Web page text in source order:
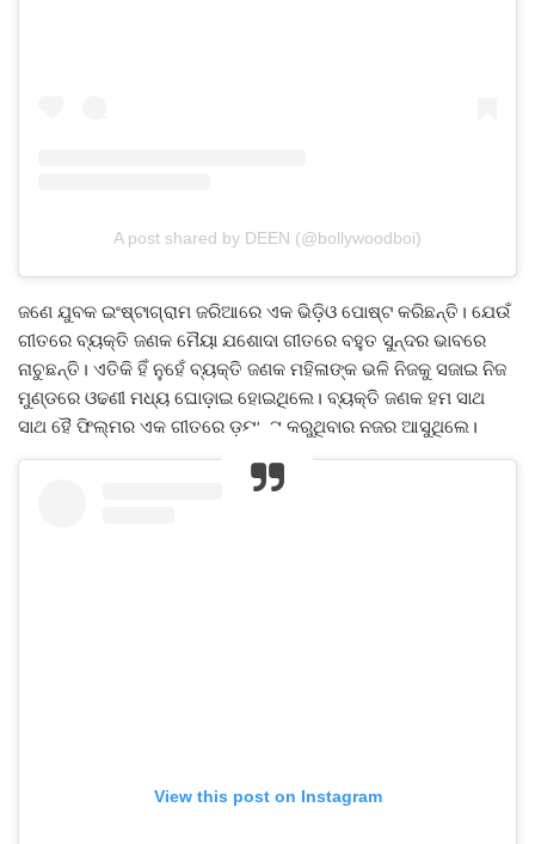
A post shared by DEEN (@bollywoodboi)
ଜଣେ ଯୁବକ ଇଂଷ୍ଟାଗ୍ରାମ ଜରିଆରେ ଏକ ଭିଡ଼ିଓ ପୋଷ୍ଟ କରିଛନ୍ତି। ଯେଉଁ
ଗୀତରେ ବ୍ୟକ୍ତି ଜଣକ ମୈୟା ଯଶୋଦା ଗୀତରେ ବହୁତ ସୁନ୍ଦର ଭାବରେ
ନାଚୁଛନ୍ତି। ଏତିକି ହିଁ ନୁହେଁ ବ୍ୟକ୍ତି ଜଣକ ମହିଳାଙ୍କ ଭଳି ନିଜକୁ ସଜାଇ ନିଜ
ମୁଣ୍ଡରେ ଓଢଣୀ ମଧ୍ୟ ଘୋଡ଼ାଇ ହୋଇଥିଲେ। ବ୍ୟକ୍ତି ଜଣକ ହମ ସାଥ
ସାଥ ହୈ ଫିଲ୍ମର ଏକ ଗୀତରେ ଡ଼୍ୟାନ୍ସ କରୁଥିବାର ନଜର ଆସୁଥିଲେ।
View this post on Instagram